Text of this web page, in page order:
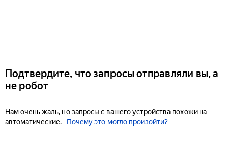
Подтвердите, что запросы отправляли вы, а
не робот
Нам очень жаль, но запросы с вашего устройства похожи на
автоматические.
Почему это могло произойти?